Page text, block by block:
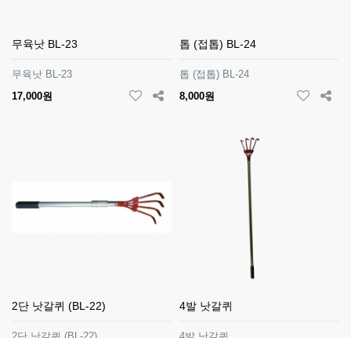
무육낫 BL-23
무육낫 BL-23
17,000원
톱 (접톱) BL-24
톱 (접톱) BL-24
8,000원
2단 낫갈퀴 (BL-22) 4발 낫갈퀴